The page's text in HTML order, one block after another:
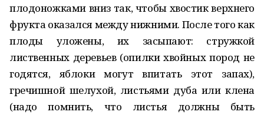
плодоножками вниз так, чтобы хвостик верхнего
фрукта оказался между нижними. После того как
плоды уложены, их засыпают: стружкой
лиственных деревьев (опилки хвойных пород не
годятся, яблоки могут впитать этот запах),
гречишной шелухой, листьями дуба или клена
(надо помнить, что листья должны быть